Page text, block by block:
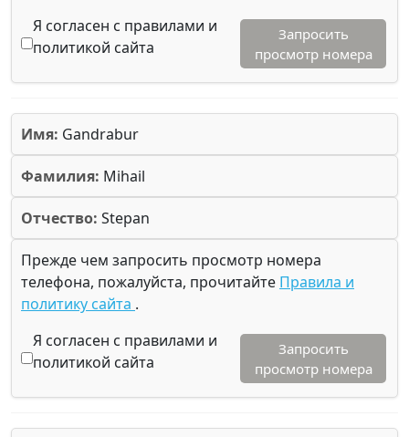
Я согласен с правилами и
политикой сайта
Запросить
просмотр номера
Имя: Gandrabur
Фамилия: Mihail
Отчество: Stepan
Прежде чем запросить просмотр номера
телефона, пожалуйста, прочитайте Правила и
политику сайта .
Я согласен с правилами и
политикой сайта
Запросить
просмотр номера